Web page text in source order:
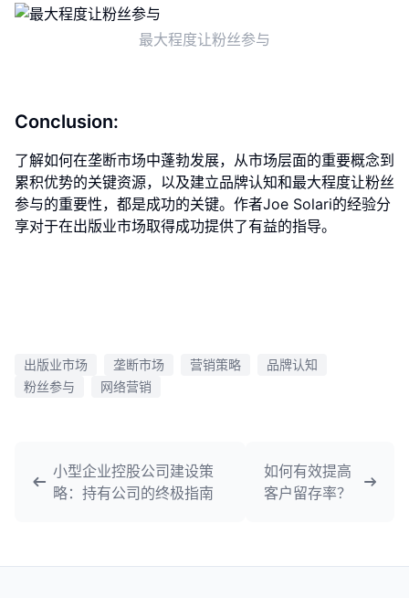
最大程度让粉丝参与
Conclusion:
了解如何在垄断市场中蓬勃发展，从市场层面的重要概念到
累积优势的关键资源，以及建立品牌认知和最大程度让粉丝
参与的重要性，都是成功的关键。作者Joe Solari的经验分
享对于在出版业市场取得成功提供了有益的指导。
出版业市场 垄断市场 营销策略
品牌认知
粉丝参与
网络营销
小型企业控股公司建设策
略：持有公司的终极指南
如何有效提高
客户留存率？